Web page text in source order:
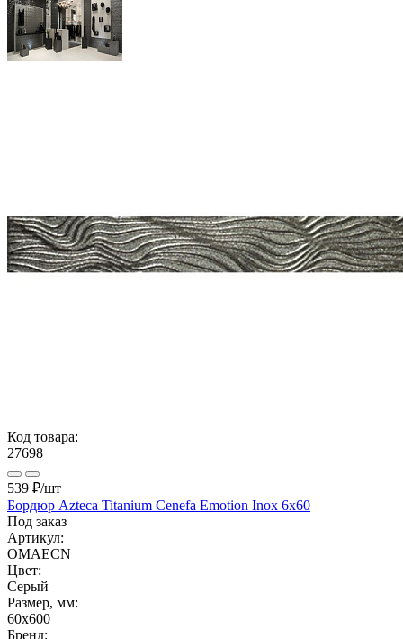
Код товара:
27698
539 ₽/шт
Бордюр Azteca Titanium Cenefa Emotion Inox 6x60
Под заказ
Артикул:
OMAECN
Цвет:
Серый
Размер, мм:
60x600
Бренд: